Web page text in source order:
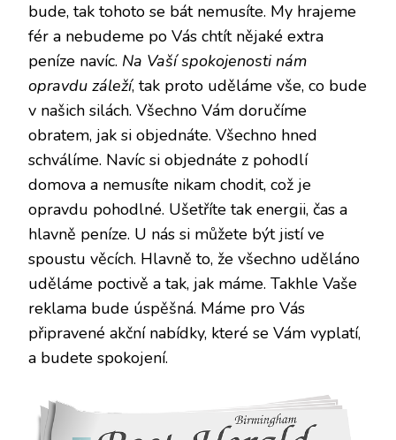
bude, tak tohoto se bát nemusíte. My hrajeme
fér a nebudeme po Vás chtít nějaké extra
peníze navíc. Na Vaší spokojenosti nám
opravdu záleží, tak proto uděláme vše, co bude
v našich silách. Všechno Vám doručíme
obratem, jak si objednáte. Všechno hned
schválíme. Navíc si objednáte z pohodlí
domova a nemusíte nikam chodit, což je
opravdu pohodlné. Ušetříte tak energii, čas a
hlavně peníze. U nás si můžete být jistí ve
spoustu věcích. Hlavně to, že všechno uděláno
uděláme poctivě a tak, jak máme. Takhle Vaše
reklama bude úspěšná. Máme pro Vás
připravené akční nabídky, které se Vám vyplatí,
a budete spokojení.